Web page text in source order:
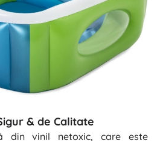
& de Calitate
din vinil netoxic, care este